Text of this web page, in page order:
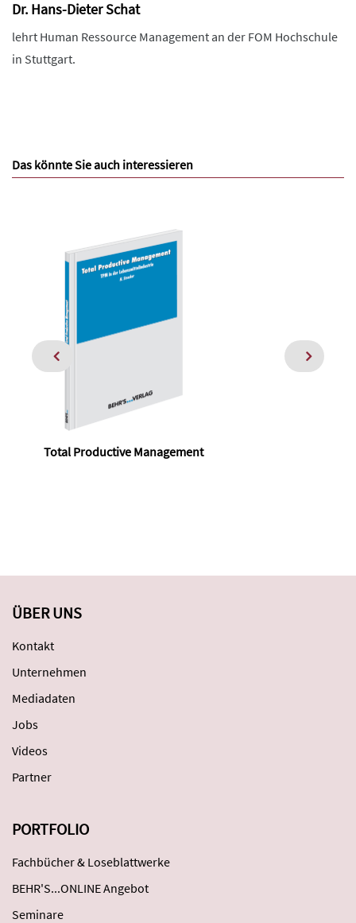
Dr. Hans-Dieter Schat
lehrt Human Ressource Management an der FOM Hochschule
in Stuttgart.
Das könnte Sie auch interessieren
Total Productive Management
ÜBER UNS
Kontakt
Unternehmen
Mediadaten
Jobs
Videos
Partner
PORTFOLIO
Fachbücher & Loseblattwerke
BEHR'S...ONLINE Angebot
Seminare